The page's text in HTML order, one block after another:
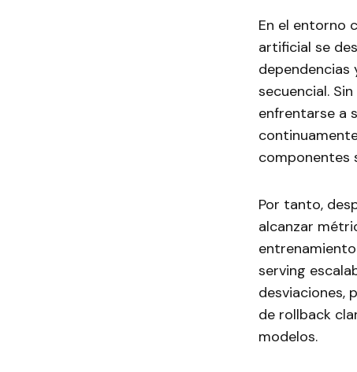
En el entorno
artificial se
secuencial.
enfrentarse a
componentes
Por tanto,
alcanzar
serving
desviaciones,
de rollback
modelos.